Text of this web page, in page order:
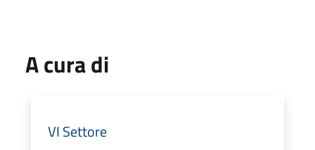
A cura di
VI Settore